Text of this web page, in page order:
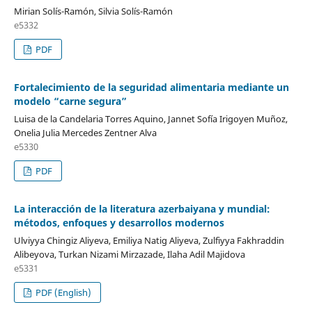
Mirian Solís-Ramón, Silvia Solís-Ramón
e5332
PDF
Fortalecimiento de la seguridad alimentaria mediante un
modelo “carne segura”
Luisa de la Candelaria Torres Aquino, Jannet Sofía Irigoyen Muñoz,
Onelia Julia Mercedes Zentner Alva
e5330
PDF
La interacción de la literatura azerbaiyana y mundial:
métodos, enfoques y desarrollos modernos
Ulviyya Chingiz Aliyeva, Emiliya Natig Aliyeva, Zulfiyya Fakhraddin
Alibeyova, Turkan Nizami Mirzazade, Ilaha Adil Majidova
e5331
PDF (English)